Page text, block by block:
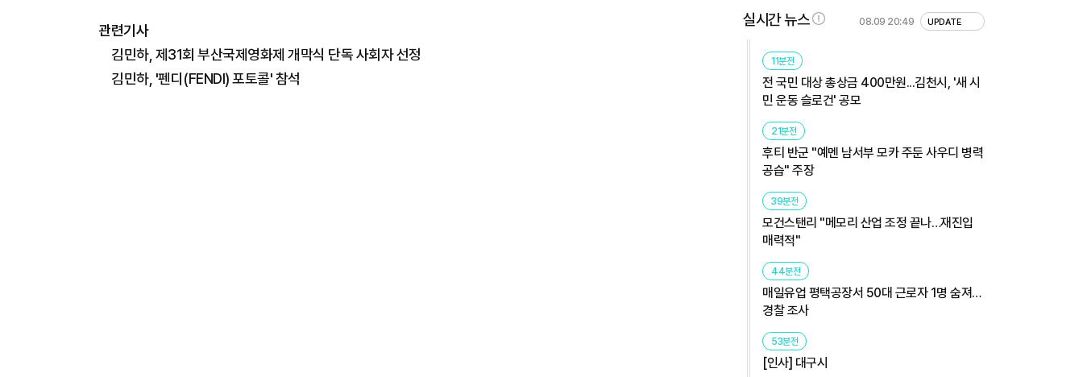
관련기사
김민하, 제31회 부산국제영화제 개막식 단독 사회자 선정
김민하, '펜디(FENDI) 포토콜' 참석
실시간 뉴스 08.09 20:49 UPDATE
11분전
전 국민 대상 총상금 400만원...김천시, '새 시
민 운동 슬로건' 공모
21분전
후티 반군 "예멘 남서부 모카 주둔 사우디 병력
공습" 주장
39분전
모건스탠리 "메모리 산업 조정 끝나…재진입
매력적"
44분전
매일유업 평택공장서 50대 근로자 1명 숨져…
경찰 조사
53분전
[인사] 대구시